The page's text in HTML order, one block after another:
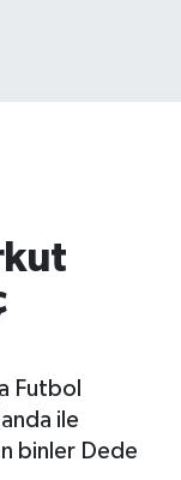
Futbol
ile
binler Dede